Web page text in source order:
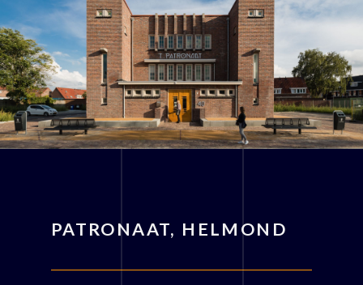
PATRONAAT, HELMOND